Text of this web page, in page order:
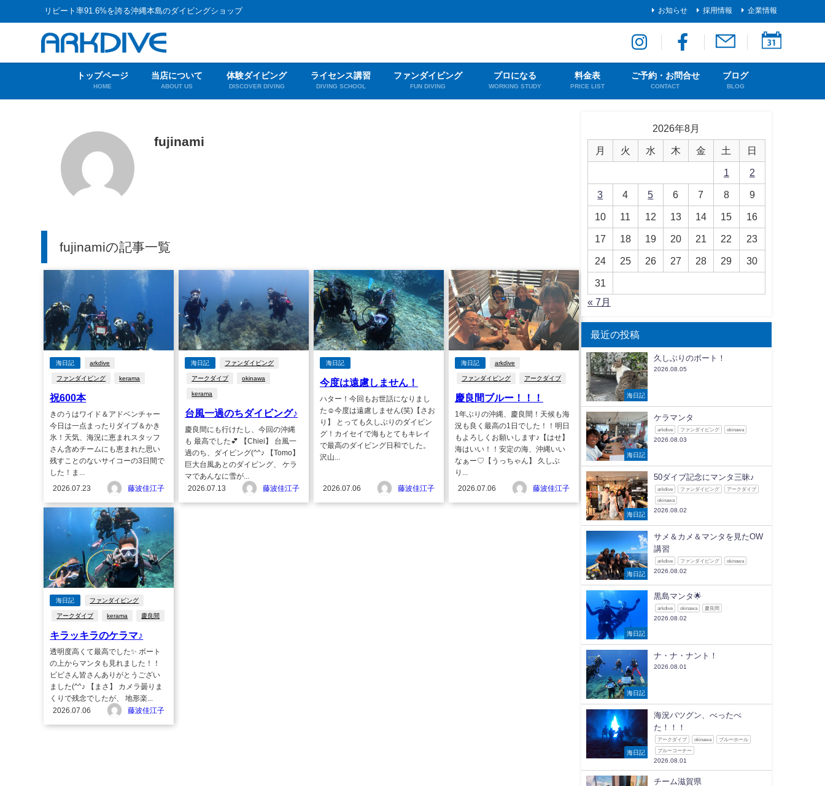
リピート率91.6%を誇る沖縄本島のダイビングショップ お知らせ 採用情報 企業情報
トップページ
HOME
当店について
ABOUT US
体験ダイビング
DISCOVER DIVING
ライセンス講習
DIVING SCHOOL
ファンダイビング
FUN DIVING
プロになる
WORKING STUDY
料金表
PRICE LIST
ご予約・お問合せ
CONTACT
ブログ
BLOG
fujinami
fujinamiの記事一覧
海日記 arkdive
ファンダイビング kerama
祝600本
きのうはワイド＆アドベンチャー
今日は一点まったりダイブ＆かき
氷！天気、海況に恵まれスタッフ
さん含めチームにも恵まれた思い
残すことのないサイコーの3日間で
した！ま...
2026.07.23 藤波佳江子
海日記 ファンダイビング
アークダイブ okinawa
kerama
台風一過のちダイビング♪
慶良間にも行けたし、今回の沖縄
も 最高でした💕 【Chiei】 台風一
過のち、ダイビング(^^♪ 【Tomo】
巨大台風あとのダイビング、 ケラ
マであんなに雪が...
2026.07.13
藤波佳江子
海日記
今度は遠慮しません！
ハター！今回もお世話になりまし
た☺今度は遠慮しません(笑)【さお
り】 とっても久しぶりのダイビン
グ！カイセイで海もとてもキレイ
で最高のダイビング日和でした。
沢山...
2026.07.06 藤波佳江子
海日記 arkdive
ファンダイビング アークダイブ
慶良間ブルー！！！
1年ぶりの沖縄、慶良間！天候も海
況も良く最高の1日でした！！明日
もよろしくお願いします♪【はせ】
海はいい！！安定の海、沖縄いい
なぁー♡【うっちゃん】 久しぶ
り...
2026.07.06 藤波佳江子
海日記 ファンダイビング
アークダイブ kerama 慶良間
キラッキラのケラマ♪
透明度高くて最高でした✨ ボート
の上からマンタも見れました！！
ビビさん皆さんありがとうござい
ました(^^♪ 【まさ】 カメラ曇りま
くりで残念でしたが、 地形楽...
2026.07.06
藤波佳江子
2026年8月
月 火 水 木 金 土 日
1 2
3 4 5 6 7 8 9
10 11 12 13 14 15 16
17 18 19 20 21 22 23
24 25 26 27 28 29 30
31
« 7月
最近の投稿
海日記
久しぶりのボート！
2026.08.05
海日記
ケラマンタ
arkdive ファンダイビング okinawa
2026.08.03
海日記
50ダイブ記念にマンタ三昧♪
arkdive ファンダイビング アークダイブ
okinawa
2026.08.02
海日記
サメ＆カメ＆マンタを見たOW
講習
arkdive ファンダイビング okinawa
2026.08.02
海日記
黒島マンタ🌟
arkdive okinawa 慶良間
2026.08.02
海日記
ナ・ナ・ナント！
2026.08.01
海日記
海況バツグン、べったべ
た！！！
アークダイブ okinawa ブルーホール
ブルーコーナー
2026.08.01
チーム滋賀県